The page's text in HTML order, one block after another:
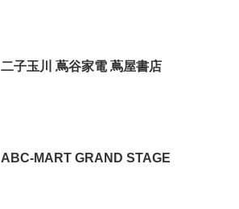
二子玉川 蔦谷家電 蔦屋書店
ABC-MART GRAND STAGE